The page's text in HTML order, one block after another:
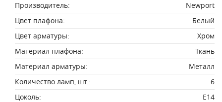
Производитель:
Newport
Цвет плафона:
Белый
Цвет арматуры:
Хром
Материал плафона:
Ткань
Материал арматуры:
Металл
Количество ламп, шт.:
6
Цоколь:
E14